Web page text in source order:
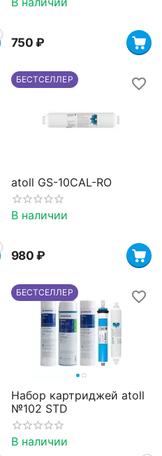
‍750‍ ₽
БЕСТСЕЛЛЕР
atoll GS-10CAL-RO
В наличии
‍980‍ ₽
БЕСТСЕЛЛЕР
Набор картриджей atoll
№102 STD
В наличии